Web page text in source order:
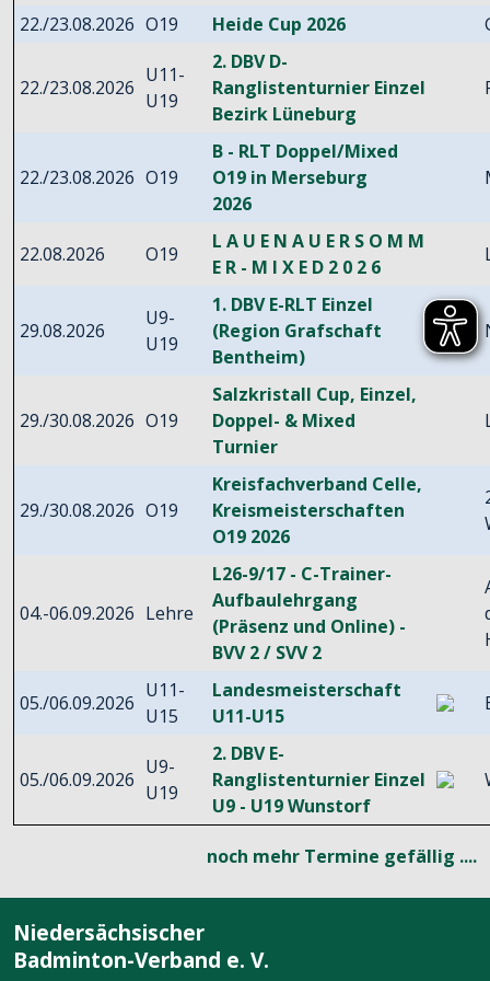
22./23.08.2026 O19 Heide Cup 2026
22./23.08.2026
U11-
U19
2. DBV D-
Ranglistenturnier Einzel
Bezirk Lüneburg
22./23.08.2026 O19
B - RLT Doppel/Mixed
O19 in Merseburg
2026
22.08.2026 O19
L A U E N A U E R S O M M
E R - M I X E D 2 0 2 6
29.08.2026
U9-
U19
1. DBV E-RLT Einzel
(Region Grafschaft
Bentheim)
29./30.08.2026 O19
Salzkristall Cup, Einzel,
Doppel- & Mixed
Turnier
29./30.08.2026 O19
Kreisfachverband Celle,
Kreismeisterschaften
O19 2026
04.-06.09.2026 Lehre
L26-9/17 - C-Trainer-
Aufbaulehrgang
(Präsenz und Online) -
BVV 2 / SVV 2
05./06.09.2026
U11-
U15
Landesmeisterschaft
U11-U15
05./06.09.2026
U9-
U19
2. DBV E-
Ranglistenturnier Einzel
U9 - U19 Wunstorf
noch mehr Termine gefällig ....
Niedersächsischer
Badminton-Verband e. V.